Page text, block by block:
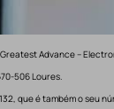
Advance –
506 Loures.
que é também o seu